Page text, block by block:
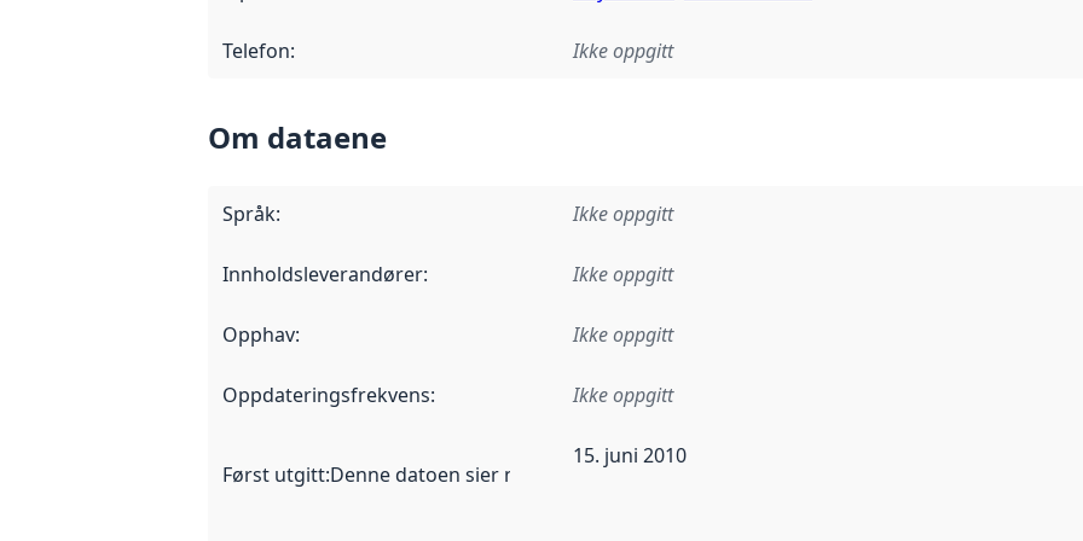
Telefon: Ikke oppgitt
Om dataene
Språk: Ikke oppgitt
Innholdsleverandører: Ikke oppgitt
Opphav: Ikke oppgitt
Oppdateringsfrekvens: Ikke oppgitt
Først utgitt:Denne datoen sier når dataene i dette datasettet første gang ble utgitt. Det kan
15. juni 2010